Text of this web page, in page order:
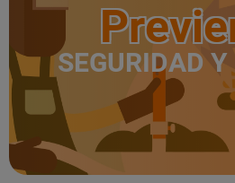
SEGURIDAD